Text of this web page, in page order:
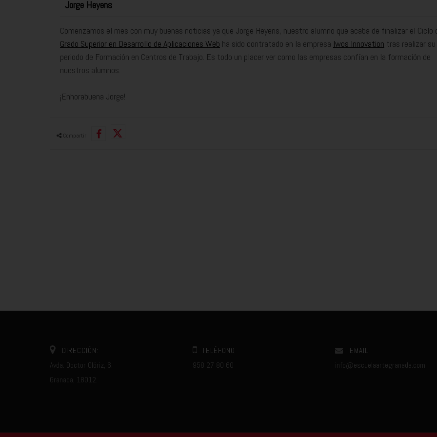
Jorge Heyens
Comenzamos el mes con muy buenas noticias ya que Jorge Heyens, nuestro alumno que acaba de finalizar el Ciclo
Grado Superior en Desarrollo de Aplicaciones Web ha sido contratado en la empresa Iwos Innovation tras realizar su
periodo de Formación en Centros de Trabajo. Es todo un placer ver como las empresas confían en la formación de
nuestros alumnos.
¡Enhorabuena Jorge!
Compartir
DIRECCIÓN:
Avda. Doctor Olóriz, 6.
Granada, 18012.
TELÉFONO
958 27 80 60
EMAIL
info@escuelaartegranada.com